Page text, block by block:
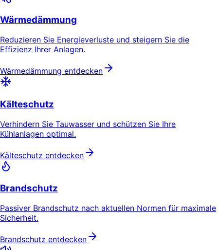
Wärmedämmung
Reduzieren Sie Energieverluste und steigern Sie die
Effizienz Ihrer Anlagen.
Wärmedämmung entdecken
Kälteschutz
Verhindern Sie Tauwasser und schützen Sie Ihre
Kühlanlagen optimal.
Kälteschutz entdecken
Brandschutz
Passiver Brandschutz nach aktuellen Normen für maximale
Sicherheit.
Brandschutz entdecken